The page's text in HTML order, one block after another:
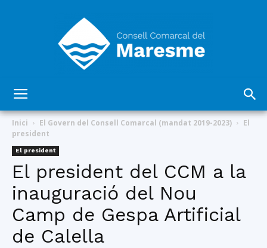
del
Inici El Govern del Consell Comarcal (mandat 2019-2023)
El
president
El president
El president del CCM a la
inauguració del Nou
Camp de Gespa Artificial
de Calella